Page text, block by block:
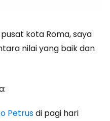
kota Roma, saya
nilai yang baik dan
Petrusdi pagi hari